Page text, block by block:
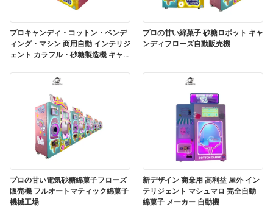
プロキャンディ・コットン・ベンデ
ィング・マシン 商用自動 インテリジ
ェント カラフル・砂糖製造機 キャン
プロの甘い綿菓子 砂糖ロボット キャ
ンディフローズ自動販売機
プロの甘い電気砂糖綿菓子フローズ
販売機 フルオートマティック綿菓子
機械工場
新デザイン 商業用 高利益 屋外 イン
テリジェント マシュマロ 完全自動
綿菓子 メーカー 自動機